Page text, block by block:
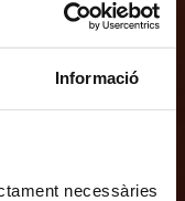
Informació
necessàries